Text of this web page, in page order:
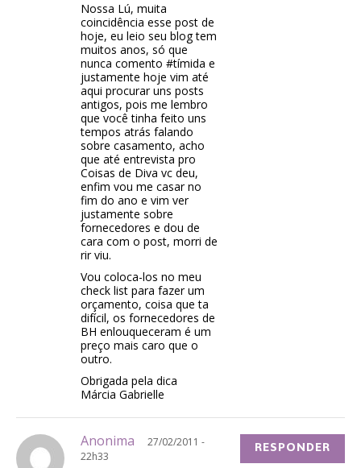
Nossa Lú, muita
coincidência esse post de
hoje, eu leio seu blog tem
muitos anos, só que
nunca comento #tímida e
justamente hoje vim até
aqui procurar uns posts
antigos, pois me lembro
que você tinha feito uns
tempos atrás falando
sobre casamento, acho
que até entrevista pro
Coisas de Diva vc deu,
enfim vou me casar no
fim do ano e vim ver
justamente sobre
fornecedores e dou de
cara com o post, morri de
rir viu.
Vou coloca-los no meu
check list para fazer um
orçamento, coisa que ta
difícil, os fornecedores de
BH enlouqueceram é um
preço mais caro que o
outro.
Obrigada pela dica
Márcia Gabrielle
Anonima
27/02/2011 -
22h33
RESPONDER